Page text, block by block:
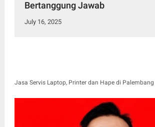
Bertanggung Jawab
July 16, 2025
Jasa Servis Laptop, Printer dan Hape di Palembang